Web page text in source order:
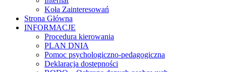
Koła Zainteresowań
Strona Główna
INFORMACJE
Procedura kierowania
PLAN DNIA
Pomoc psychologiczno-pedagogiczna
Deklaracja dostępności